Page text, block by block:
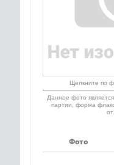
Щелкните по
Данное фото
партии, форма
Фото